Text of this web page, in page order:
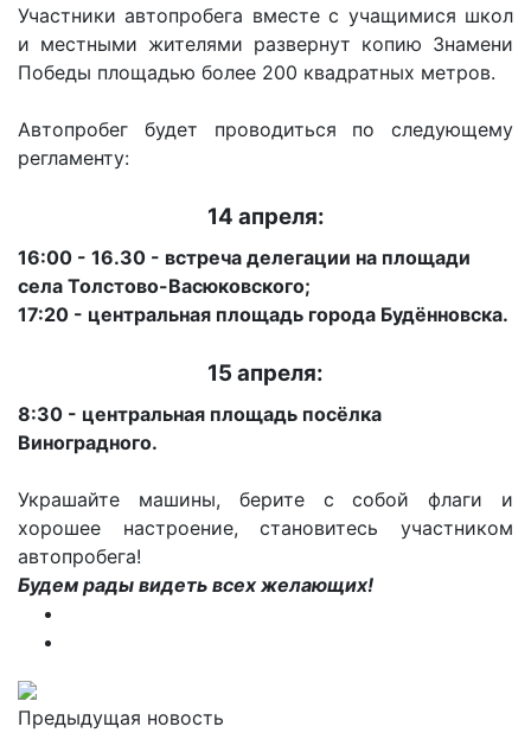
Участники автопробега вместе с учащимися школ
и местными жителями развернут копию Знамени
Победы площадью более 200 квадратных метров.
Автопробег будет проводиться по следующему
регламенту:
14 апреля:
16:00 - 16.30 - встреча делегации на площади
села Толстово-Васюковского;
17:20 - центральная площадь города Будённовска.
15 апреля:
8:30 - центральная площадь посёлка
Виноградного.
Украшайте машины, берите с собой флаги и
хорошее настроение, становитесь участником
автопробега!
Будем рады видеть всех желающих!
Предыдущая новость